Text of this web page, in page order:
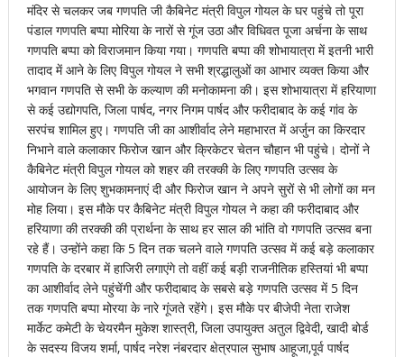
मंदिर से चलकर जब गणपति जी कैबिनेट मंत्री विपुल गोयल के घर पहुंचे तो पूरा
पंडाल गणपति बप्पा मोरिया के नारों से गूंज उठा और विधिवत पूजा अर्चना के साथ
गणपति बप्पा को विराजमान किया गया। गणपति बप्पा की शोभायात्रा में इतनी भारी
तादाद में आने के लिए विपुल गोयल ने सभी श्रद्धालुओं का आभार व्यक्त किया और
भगवान गणपति से सभी के कल्याण की मनोकामना की। इस शोभायात्रा में हरियाणा
से कई उद्योगपति, जिला पार्षद, नगर निगम पार्षद और फरीदाबाद के कई गांव के
सरपंच शामिल हुए। गणपति जी का आशीर्वाद लेने महाभारत में अर्जुन का किरदार
निभाने वाले कलाकार फिरोज खान और क्रिकेटर चेतन चौहान भी पहुंचे। दोनों ने
कैबिनेट मंत्री विपुल गोयल को शहर की तरक्की के लिए गणपति उत्सव के
आयोजन के लिए शुभकामनाएं दी और फिरोज खान ने अपने सुरों से भी लोगों का मन
मोह लिया। इस मौके पर कैबिनेट मंत्री विपुल गोयल ने कहा की फरीदाबाद और
हरियाणा की तरक्की की प्रार्थना के साथ हर साल की भांति वो गणपति उत्सव बना
रहे हैं। उन्होंने कहा कि 5 दिन तक चलने वाले गणपति उत्सव में कई बड़े कलाकार
गणपति के दरबार में हाजिरी लगाएंगे तो वहीं कई बड़ी राजनीतिक हस्तियां भी बप्पा
का आशीर्वाद लेने पहुंचेंगी और फरीदाबाद के सबसे बड़े गणपति उत्सव में 5 दिन
तक गणपति बप्पा मोरया के नारे गूंजते रहेंगे। इस मौके पर बीजेपी नेता राजेश
मार्केट कमेटी के चेयरमैन मुकेश शास्त्री, जिला उपायुक्त अतुल द्विवेदी, खादी बोर्ड
के सदस्य विजय शर्मा, पार्षद नरेश नंबरदार क्षेत्रपाल सुभाष आहूजा,पूर्व पार्षद